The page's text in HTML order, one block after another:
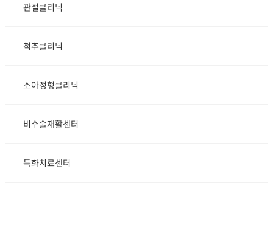
관절클리닉
척추클리닉
소아정형클리닉
비수술재활센터
특화치료센터